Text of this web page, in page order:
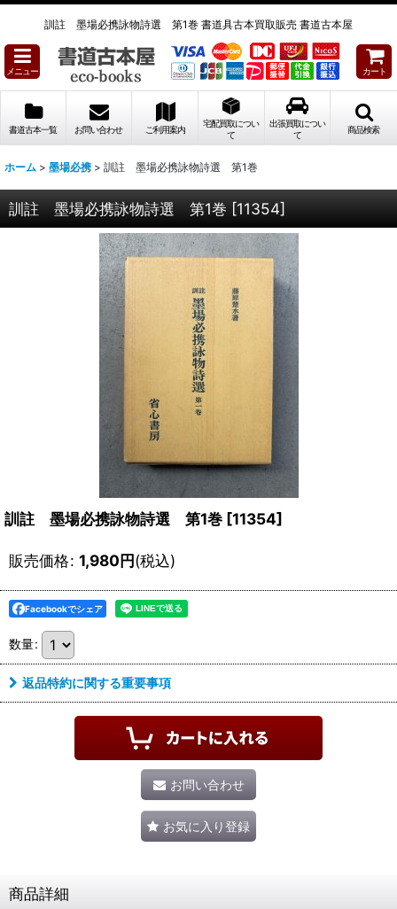
訓註 墨場必携詠物詩選 第1巻 書道具古本買取販売 書道古本屋
メニュー カート
書道古本一覧 お問い合わせ ご利用案内
宅配買取につい
て
出張買取につい
て
商品検索
ホーム > 墨場必携 > 訓註 墨場必携詠物詩選 第1巻
訓註 墨場必携詠物詩選 第1巻 [11354]
訓註 墨場必携詠物詩選 第1巻 [11354]
販売価格: 1,980円(税込)
Facebookでシェア
数量:
返品特約に関する重要事項
お問い合わせ
お気に入り登録
商品詳細